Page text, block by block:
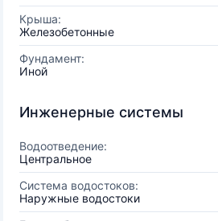
Крыша:
Железобетонные
Фундамент:
Иной
Инженерные системы
Водоотведение:
Центральное
Система водостоков:
Наружные водостоки